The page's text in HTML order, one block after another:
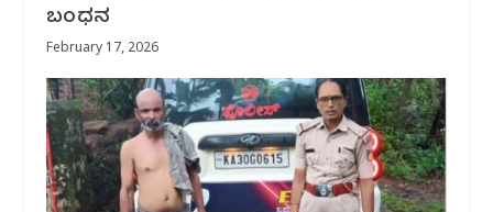
ಬಂಧನ
February 17, 2026